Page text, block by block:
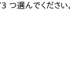
つ選んでください